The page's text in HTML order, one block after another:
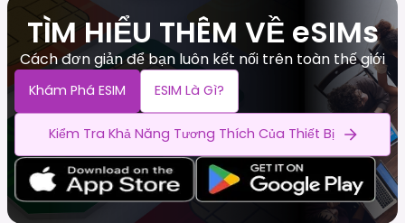
TÌM HIỂU THÊM VỀ eSIMs
Cách đơn giản để bạn luôn kết nối trên toàn thế giới
Khám Phá ESIM ESIM Là Gì?
Kiểm Tra Khả Năng Tương Thích Của Thiết Bị